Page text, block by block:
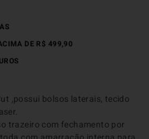
DE R$ 499,90
,possui bolsos laterais, tecido
trazeiro com fechamento por